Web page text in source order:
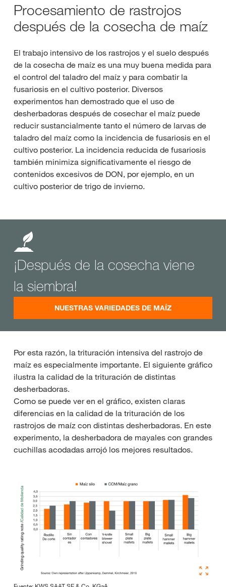
Procesamiento de rastrojos
después de la cosecha de maíz
El trabajo intensivo de los rastrojos y el suelo después
de la cosecha de maíz es una muy buena medida para
el control del taladro del maíz y para combatir la
fusariosis en el cultivo posterior. Diversos
experimentos han demostrado que el uso de
desherbadoras después de cosechar el maíz puede
reducir sustancialmente tanto el número de larvas de
taladro del maíz como la incidencia de fusariosis en el
cultivo posterior. La incidencia reducida de fusariosis
también minimiza significativamente el riesgo de
contenidos excesivos de DON, por ejemplo, en un
cultivo posterior de trigo de invierno.
¡Después de la cosecha viene
la siembra!
NUESTRAS VARIEDADES DE MAÍZ
Por esta razón, la trituración intensiva del rastrojo de
maíz es especialmente importante. El siguiente gráfico
ilustra la calidad de la trituración de distintas
desherbadoras.
Como se puede ver en el gráfico, existen claras
diferencias en la calidad de la trituración de los
rastrojos de maíz con distintas desherbadoras. En este
experimento, la desherbadora de mayales con grandes
cuchillas acodadas arrojó los mejores resultados.